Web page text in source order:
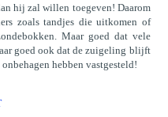
hij zal willen toegeven! Daarom
zoals tandjes die uitkomen of
Maar goed dat vele
goed ook dat de zuigeling blijft
hebben vastgesteld!